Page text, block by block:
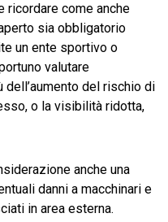
ricordare come anche
sia obbligatorio
un ente sportivo o
valutare
dell’aumento del rischio di
o la visibilità ridotta,
anche una
danni a macchinari e
in area esterna.